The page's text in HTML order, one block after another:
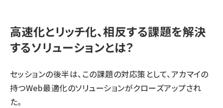
高速化とリッチ化、相反する課題を解決
するソリューションとは？
セッションの後半は、この課題の対応策として、アカマイの
持つWeb最適化のソリューションがクローズアップされ
た。